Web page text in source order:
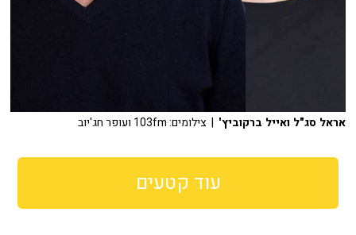
אראל סג"ל ואייל ברקוביץ' | צילומים: 103fm ועופר חג'יוב
עוד קטעים